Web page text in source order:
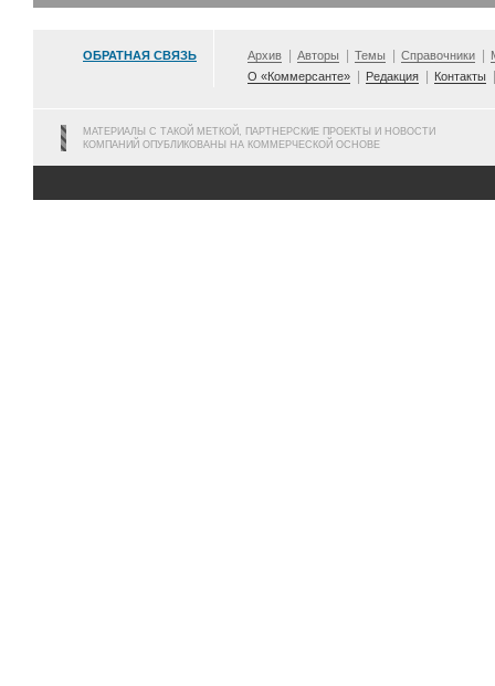
ОБРАТНАЯ СВЯЗЬ Архив Авторы Темы Справочники
О «Коммерсанте»
Редакция Контакты
МАТЕРИАЛЫ С ТАКОЙ МЕТКОЙ, ПАРТНЕРСКИЕ ПРОЕКТЫ И НОВОСТИ
КОМПАНИЙ ОПУБЛИКОВАНЫ НА КОММЕРЧЕСКОЙ ОСНОВЕ